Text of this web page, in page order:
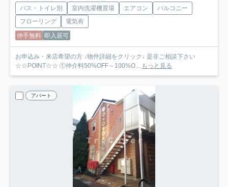
バス・トイレ別 室内洗濯機置場 エアコン
バルコニー
フローリング
電気有
仲手無料 即入居可
お申込み・来店希望の方 ↓物件詳細をクリック↓ 是非ご相談下さい
☆☆POINT☆☆ ①仲介料50%OFF～100%O... もっと見る
アパート